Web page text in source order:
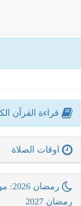
قراءة القرآن
اوقات الصلاة
رمضان 2026: مواعيد إمساك وإفطار
رمضان 2027